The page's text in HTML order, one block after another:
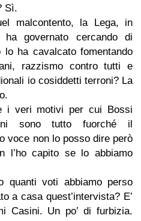
Sì.
malcontento, la Lega, in
governato cercando di
ha cavalcato fomentando
razzismo contro tutti e
io cosiddetti terroni? La
i veri motivi per cui Bossi
sono tutto fuorché il
voce non lo posso dire però
l’ho capito se lo abbiamo
quanti voti abbiamo perso
a casa quest’intervista? E’
Casini. Un po’ di furbizia.